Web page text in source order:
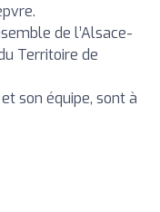
de l’Alsace-
Territoire de
son équipe, sont à